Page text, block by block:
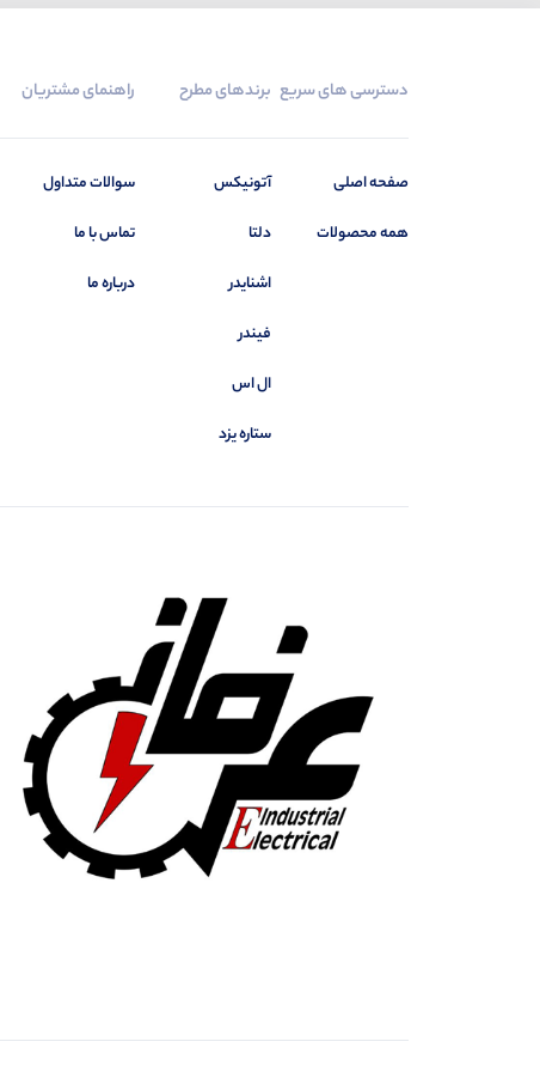
دسترسی های سریع
صفحه اصلی
همه محصولات
برندهای مطرح
آتونیکس
دلتا
اشنایدر
فیندر
ال اس
ستاره یزد
راهنمای مشتریان
سوالات متداول
تماس با ما
درباره ما